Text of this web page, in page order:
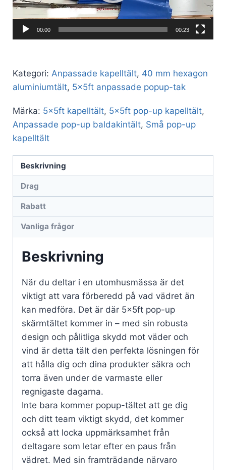
00:00 00:23
Kategori: Anpassade kapelltält, 40 mm hexagon
aluminiumtält, 5x5ft anpassade popup-tak
Märka: 5x5ft kapelltält, 5x5ft pop-up kapelltält,
Anpassade pop-up baldakintält, Små pop-up
kapelltält
Beskrivning
Drag
Rabatt
Vanliga frågor
Beskrivning
När du deltar i en utomhusmässa är det
viktigt att vara förberedd på vad vädret än
kan medföra. Det är där 5x5ft pop-up
skärmtältet kommer in – med sin robusta
design och pålitliga skydd mot väder och
vind är detta tält den perfekta lösningen för
att hålla dig och dina produkter säkra och
torra även under de varmaste eller
regnigaste dagarna.
Inte bara kommer popup-tältet att ge dig
och ditt team viktigt skydd, det kommer
också att locka uppmärksamhet från
deltagare som letar efter en paus från
vädret. Med sin framträdande närvaro